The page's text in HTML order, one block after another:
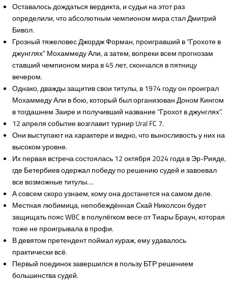
Оставалось дождаться вердикта, и судьи на этот раз
определили, что абсолютным чемпионом мира стал Дмитрий
Бивол.
Грозный тяжеловес Джордж Форман, проигравший в “Грохоте в
джунглях” Мохаммеду Али, а затем, вопреки всем прогнозам
ставший чемпионом мира в 45 лет, скончался в пятницу
вечером.
Однако, дважды защитив свои титулы, в 1974 году он проиграл
Мохаммеду Али в бою, который был организован Доном Кингом
в тогдашнем Заире и получивший название “Грохот в джунглях”.
12 апреля событие возглавит турнир Ural FC 7.
Они выступают на характере и видно, что выносливость у них на
высоком уровне.
Их первая встреча состоялась 12 октября 2024 года в Эр-Рияде,
где Бетербиев одержал победу по решению судей и завоевал
все возможные титулы….
А совсем скоро узнаем, кому она достанется на самом деле.
Местная любимица, непобеждённая Скай Николсон будет
защищать пояс WBC в полулёгком весе от Тиары Браун, которая
тоже не проигрывала в профи.
В девятом претендент поймал кураж, ему удавалось
практически всё.
Первый поединок завершился в пользу БТР решением
большинства судей.